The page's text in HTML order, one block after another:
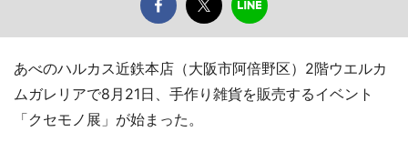
あべのハルカス近鉄本店（大阪市阿倍野区）2階ウエルカ
ムガレリアで8月21日、手作り雑貨を販売するイベント
「クセモノ展」が始まった。